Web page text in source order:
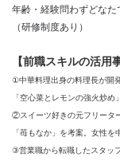
年齢・経験問わずどな
（研修制度あり）
【前職スキルの活用
①中華料理出身の料理長が開
「空心菜とレモンの強火炒め
②スイーツ好きの元フリータ
「苺もなか」を考案。女性を
③営業職から転職したスタッ